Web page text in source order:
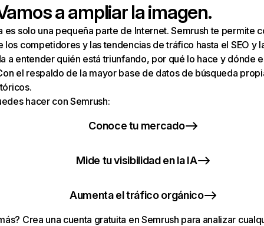
a ampliar la imagen.
es solo una pequeña parte de Internet. Semrush te permite
los competidores y las tendencias de tráfico hasta el SEO y
a entender quién está triunfando, por qué lo hace y dónde
el respaldo de la mayor base de datos de búsqueda
hacer con Semrush:
Conoce tu mercado
Mide tu visibilidad en la IA
Aumenta el tráfico orgánico
Crea una cuenta gratuita en Semrush para analizar